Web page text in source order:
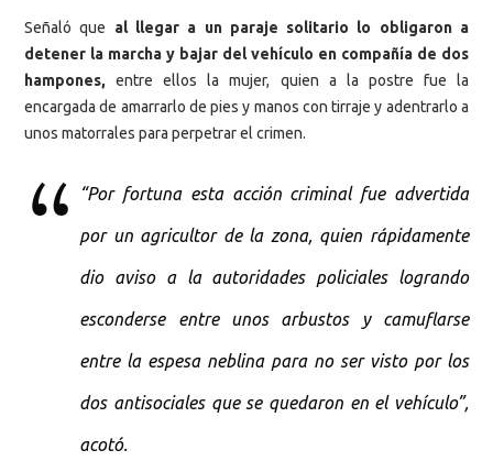
Señaló que al llegar a un paraje solitario lo obligaron a
detener la marcha y bajar del vehículo en compañía de dos
hampones, entre ellos la mujer, quien a la postre fue la
encargada de amarrarlo de pies y manos con tirraje y adentrarlo a
unos matorrales para perpetrar el crimen.
“Por fortuna esta acción criminal fue advertida
por un agricultor de la zona, quien rápidamente
dio aviso a la autoridades policiales logrando
esconderse entre unos arbustos y camuflarse
entre la espesa neblina para no ser visto por los
dos antisociales que se quedaron en el vehículo”,
acotó.